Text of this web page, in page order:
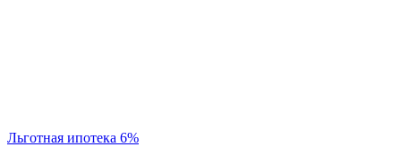
Льготная ипотека 6%